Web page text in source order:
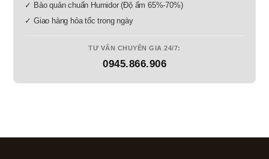
✓ Bảo quản chuẩn Humidor (Độ ẩm 65%-70%)
✓ Giao hàng hỏa tốc trong ngày
TƯ VẤN CHUYÊN GIA 24/7:
0945.866.906